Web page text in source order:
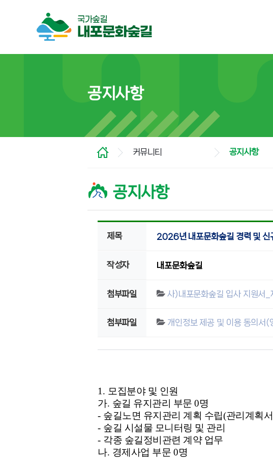
공지사항
커뮤니티 공지사항
공지사항
제목 2026년 내포문화숲길 경력 및 신
작성자 내포문화숲길
첨부파일 사)내포문화숲길 입사 지원
첨부파일 개인정보 제공 및 이용 동의서
1. 모집분야 및 인원
가. 숲길 유지관리 부문 0명
- 숲길노면 유지관리 계획 수립(관리계획
- 숲길 시설물 모니터링 및 관리
- 각종 숲길정비관련 계약 업무
나. 경제사업 부문 0명